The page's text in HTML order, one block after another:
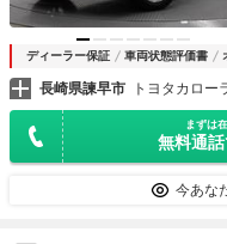
ディーラー保証 車両状態評価書
長崎県諫早市 トヨタカロ
まずは
無料通
今あな